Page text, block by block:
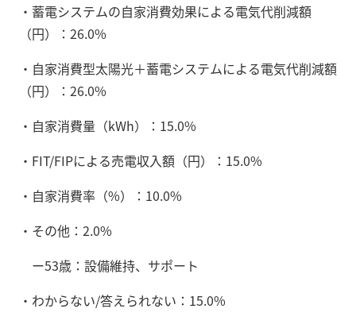
・蓄電システムの自家消費効果による電気代削減額
（円）：26.0%
・自家消費型太陽光＋蓄電システムによる電気代削減額
（円）：26.0%
・自家消費量（kWh）：15.0%
・FIT/FIPによる売電収入額（円）：15.0%
・自家消費率（%）：10.0%
・その他：2.0%
ー53歳：設備維持、サポート
・わからない/答えられない：15.0%